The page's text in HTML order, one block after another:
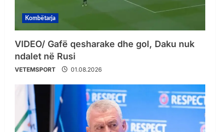
Kombëtarja
VIDEO/ Gafë qesharake dhe gol, Daku nuk
ndalet në Rusi
VETEMSPORT 01.08.2026